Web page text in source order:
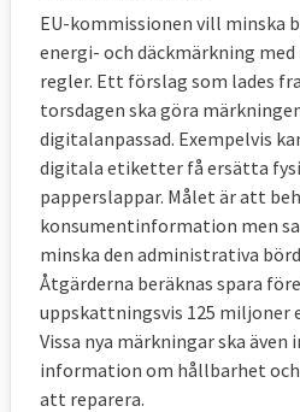
EU-kommissionen vill minska
energi- och däckmärkning
regler. Ett förslag som lades
torsdagen ska göra
digitalanpassad. Exempelvis
digitala etiketter få ersätta
papperslappar. Målet är att
konsumentinformation men
minska den administrativa
Åtgärderna beräknas spara
uppskattningsvis 125 miljoner
Vissa nya märkningar ska även
information om hållbarhet
att reparera.